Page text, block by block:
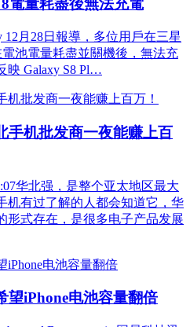
電量耗盡後無法充電
12月28日報導，多位用戶在三星
池電量耗盡並關機後，無法充
映 Galaxy S8 Pl…
手机批发商一夜能赚上百
华北强，是整个亚太地区最大
机有过了解的人都会知道它，华
形式存在，是很多电子产品发展
望iPhone电池容量翻倍